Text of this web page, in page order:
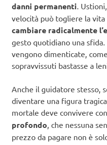
danni permanenti.
velocità può togliere la
cambiare radicalmente
gesto quotidiano una
vengono dimenticate,
sopravvissuti bastasse a
Anche il guidatore stesso,
diventare una figura
mortale deve convivere con
profondo, che nessuna
prezzo da pagare non è